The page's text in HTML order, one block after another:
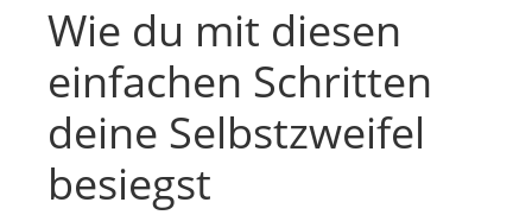
Wie du mit diesen
einfachen Schritten
deine Selbstzweifel
besiegst